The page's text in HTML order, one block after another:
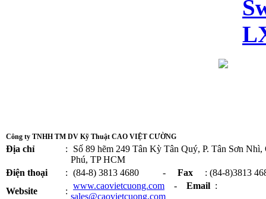
Công ty TNHH TM DV Kỹ Thuật CAO VIỆT CƯỜNG
Địa chỉ :
Số 89 hẽm 249 Tân Kỳ Tân Quý, P. Tân Sơn Nhì,
Phú, TP HCM
Điện thoại
: (84-8) 3813 4680 - Fax
: (84-8)3813
Website
:
www.caovietcuong.com - Email :
sales@caovietcuong.com